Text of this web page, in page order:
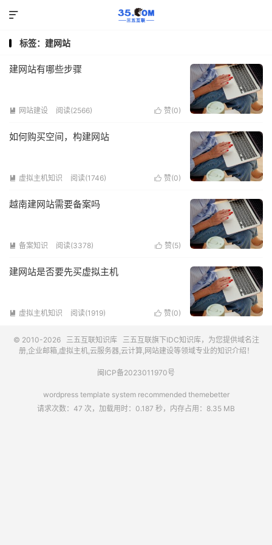

标签：建网站
建网站有哪些步骤
 网站建设 阅读(2566)  赞(0)
如何购买空间，构建网站
 虚拟主机知识 阅读(1746)  赞(0)
越南建网站需要备案吗
 备案知识 阅读(3378)  赞(5)
建网站是否要先买虚拟主机
 虚拟主机知识 阅读(1919)  赞(0)
© 2010-2026 三五互联知识库 三五互联旗下IDC知识库，为您提供域名注
册,企业邮箱,虚拟主机,云服务器,云计算,网站建设等领域专业的知识介绍！
闽ICP备2023011970号
wordpress template system recommended themebetter
请求次数：47 次，加载用时：0.187 秒，内存占用：8.35 MB